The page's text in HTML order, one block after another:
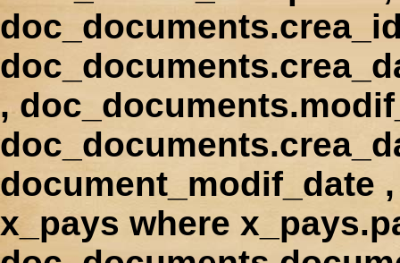
,
document_modif_date
x_pays where